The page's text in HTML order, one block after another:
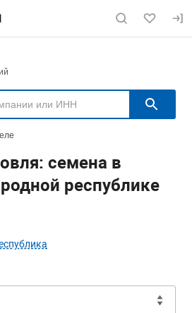
по сайту
семена в
республике